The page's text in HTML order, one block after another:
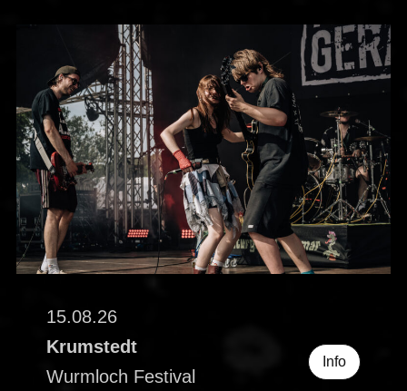
15.08.26
Krumstedt
Wurmloch Festival
Info